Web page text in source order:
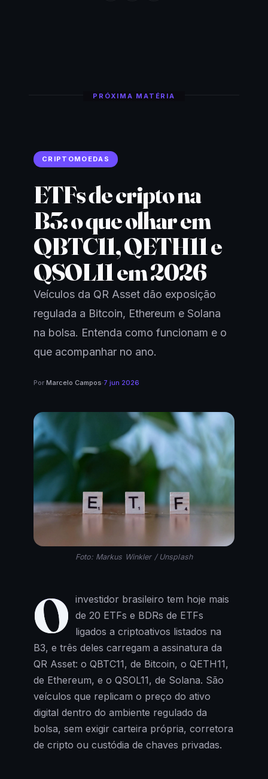
PRÓXIMA MATÉRIA
CRIPTOMOEDAS
ETFs de cripto na
B3: o que olhar em
QBTC11, QETH11 e
QSOL11 em 2026
Veículos da QR Asset dão exposição
regulada a Bitcoin, Ethereum e Solana
na bolsa. Entenda como funcionam e o
que acompanhar no ano.
Por Marcelo Campos·7 jun 2026
Foto: Markus Winkler / Unsplash
O investidor brasileiro tem hoje mais
de 20 ETFs e BDRs de ETFs
ligados a criptoativos listados na
B3, e três deles carregam a assinatura da
QR Asset: o QBTC11, de Bitcoin, o QETH11,
de Ethereum, e o QSOL11, de Solana. São
veículos que replicam o preço do ativo
digital dentro do ambiente regulado da
bolsa, sem exigir carteira própria, corretora
de cripto ou custódia de chaves privadas.